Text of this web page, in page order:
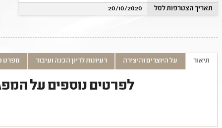
תאריך הצטרפות לסל
20/10/2020
תיאור על היוצרים והיצירה רעיונות לדיון הכנה ועיבוד מפרט
לפרטים נוספים על